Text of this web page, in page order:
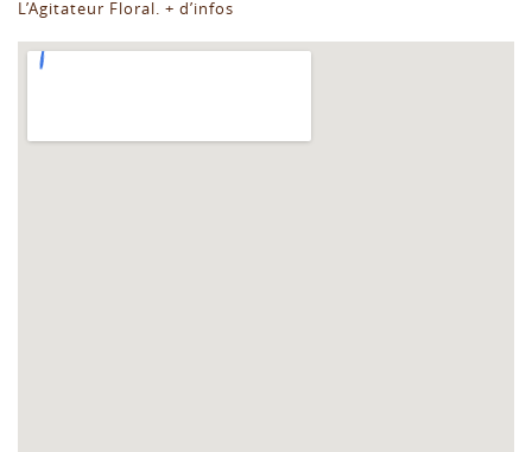
L’Agitateur Floral. + d’infos